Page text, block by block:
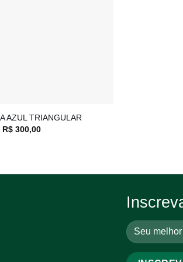
AZUL TRIANGULAR
R$300,00